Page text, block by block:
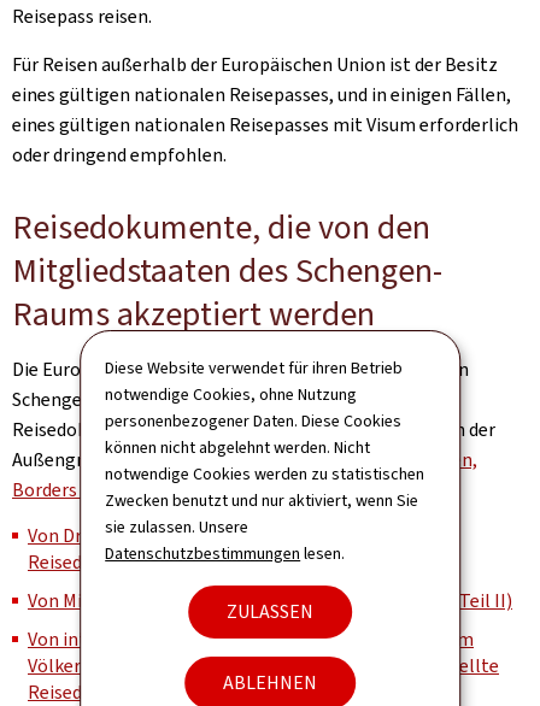
Diese Website verwendet für ihren Betrieb
notwendige Cookies, ohne Nutzung
personenbezogener Daten. Diese Cookies
können nicht abgelehnt werden. Nicht
notwendige Cookies werden zu statistischen
Zwecken benutzt und nur aktiviert, wenn Sie
sie zulassen. Unsere
Datenschutzbestimmungen lesen.
ZULASSEN
ABLEHNEN
Reisepass reisen.
Für Reisen außerhalb der Europäischen Union ist der Besitz
eines gültigen nationalen Reisepasses, und in einigen Fällen,
eines gültigen nationalen Reisepasses mit Visum erforderlich
oder dringend empfohlen.
Reisedokumente, die von den
Mitgliedstaaten des Schengen-
Raums akzeptiert werden
Die Europäische Kommission führt die Liste der von den
Schengen-Mitgliedstaaten anerkannten visierfähigen
Reisedokumente, die deren Inhaber zum Überschreiten der
Außengrenzen berechtigen, auf ihrer Website
Schengen,
Borders & Visas
:
Von Drittländern und Gebietseinheiten ausgestellte
Reisedokumente (Teil I)
Von Mitgliedstaaten ausgestellte Reisedokumente (Teil II)
Von internationalen Organisationen und anderen dem
Völkerrecht unterliegenden Organisationen ausgestellte
Reisedokumente (Teil III) (Excel)